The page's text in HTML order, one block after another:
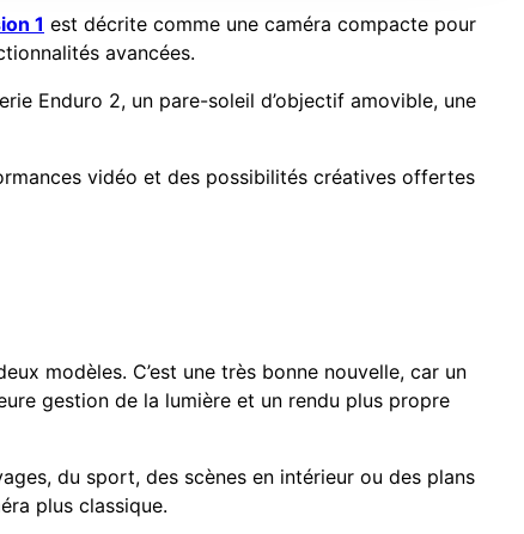
1 est décrite comme une caméra compacte pour
avancées.
Enduro 2, un pare-soleil d’objectif amovible, une
vidéo et des possibilités créatives offertes
modèles. C’est une très bonne nouvelle, car un
gestion de la lumière et un rendu plus propre
du sport, des scènes en intérieur ou des plans
plus classique.